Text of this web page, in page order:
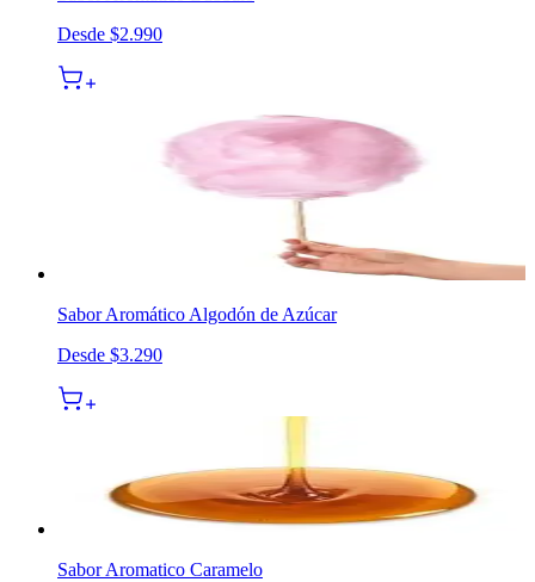
Desde $2.990
Sabor Aromático Algodón de Azúcar
Desde $3.290
Sabor Aromatico Caramelo